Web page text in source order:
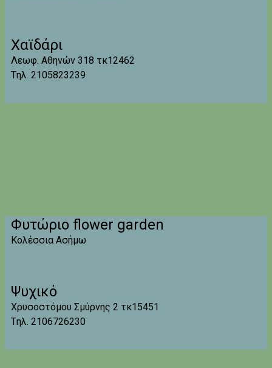
Χαϊδάρι
Λεωφ. Αθηνών 318 τκ12462
Tηλ. 2105823239
Φυτώριο flower garden
Κολέσσια Ασήμω
Ψυχικό
Χρυσοστόμου Σμύρνης 2 τκ15451
Tηλ. 2106726230